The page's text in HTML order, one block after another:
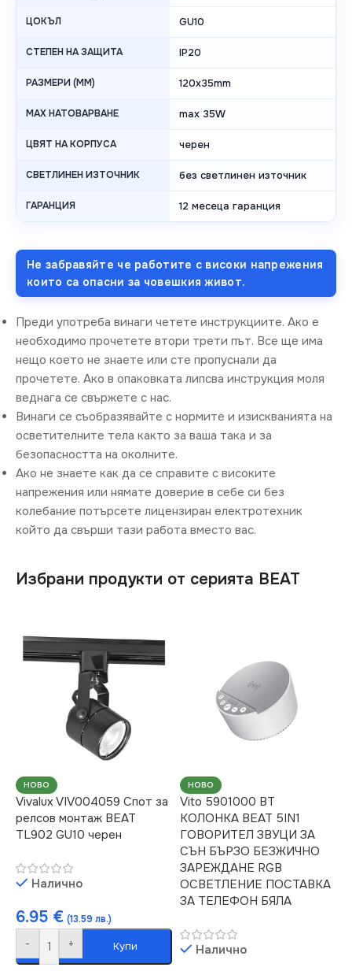
ЦОКЪЛ GU10
СТЕПЕН НА ЗАЩИТА IP20
РАЗМЕРИ (MM) 120x35mm
MAX НАТОВАРВАНЕ max 35W
ЦВЯТ НА КОРПУСА черен
СВЕТЛИНЕН ИЗТОЧНИК без светлинен източник
ГАРАНЦИЯ 12 месеца гаранция
Не забравяйте че работите с високи напрежения
които са опасни за човешкия живот.
Преди употреба винаги четете инструкциите. Ако е
необходимо прочетете втори трети път. Все ще има
нещо което не знаете или сте пропуснали да
прочетете. Ако в опаковката липсва инструкция моля
веднага се свържете с нас.
Винаги се съобразявайте с нормите и изискванията на
осветителните тела както за ваша така и за
безопасността на околните.
Ако не знаете как да се справите с високите
напрежения или нямате доверие в себе си без
колебание потърсете лицензиран електротехник
който да свърши тази работа вместо вас.
Избрани продукти от серията BEAT
НОВО
Vivalux VIV004059 Спот за
релсов монтаж BEAT
TL902 GU10 черен
Налично
6.95 € (13.59 лв.)
- + Купи
НОВО
Vito 5901000 BT
КОЛОНКА BEAT 5IN1
ГОВОРИТЕЛ ЗВУЦИ ЗА
СЪН БЪРЗО БЕЗЖИЧНО
ЗАРЕЖДАНЕ RGB
ОСВЕТЛЕНИЕ ПОСТАВКА
ЗА ТЕЛЕФОН БЯЛА
Налично